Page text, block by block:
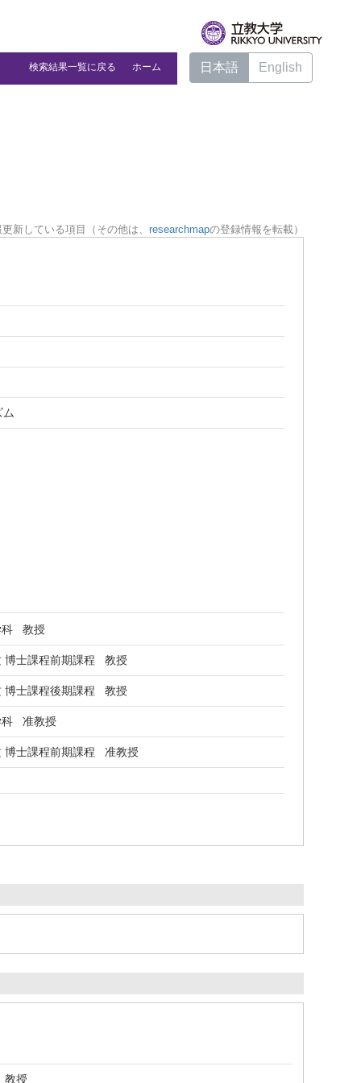
検索結果一覧に戻る ホーム 日本語 English
新している項目（その他は、 researchmapの登録情報を転載）
科 教授
博士課程前期課程 教授
博士課程後期課程 教授
科 准教授
士課程前期課程 准教授
教授